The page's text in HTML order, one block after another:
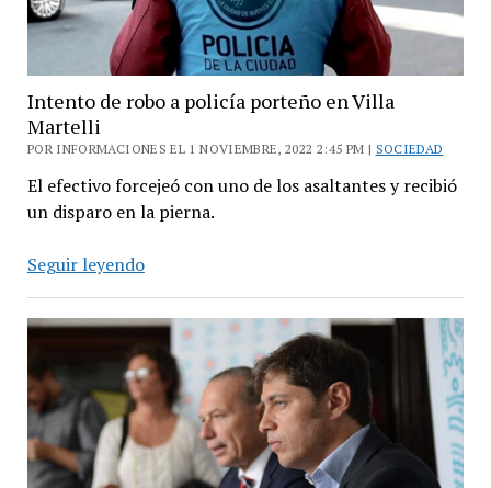
Intento de robo a policía porteño en Villa
Martelli
POR INFORMACIONES EL 1 NOVIEMBRE, 2022 2:45 PM | SOCIEDAD
El efectivo forcejeó con uno de los asaltantes y recibió
un disparo en la pierna.
Seguir leyendoIntento
robo
policía
porteño
en
Villa
Martelli